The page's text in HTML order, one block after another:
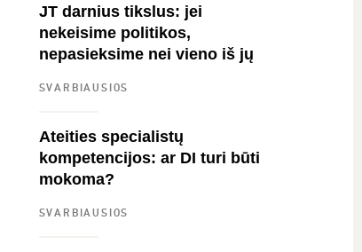
JT darnius tikslus: jei
nekeisime politikos,
nepasieksime nei vieno iš jų
SVARBIAUSIOS
Ateities specialistų
kompetencijos: ar DI turi būti
mokoma?
SVARBIAUSIOS